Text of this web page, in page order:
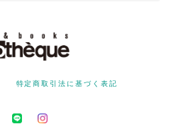
特定商取引法に基づく表記